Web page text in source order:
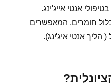
אנטי אייג'ינג.
חומרים, המאפשרים
הליך אנטי איג'ינג).